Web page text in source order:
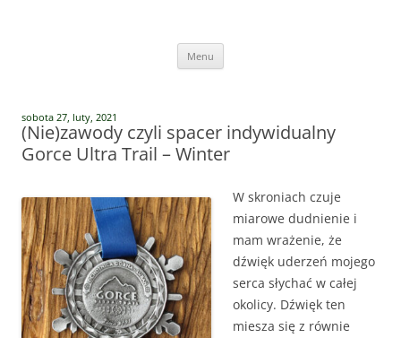
Menu
sobota 27, luty, 2021
(Nie)zawody czyli spacer indywidualny
Gorce Ultra Trail – Winter
W skroniach czuje
miarowe dudnienie i
mam wrażenie, że
dźwięk uderzeń mojego
serca słychać w całej
okolicy. Dźwięk ten
miesza się z równie